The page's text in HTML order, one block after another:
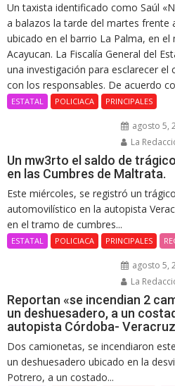
Un taxista identificado como Saúl
a balazos la tarde del martes frente
ubicado en el barrio La Palma, en el
Acayucan. La Fiscalía General del
una investigación para esclarecer el
con los responsables. De acuerdo
ESTATAL POLICIACA PRINCIPALES
agosto 5,
La
Un mw3rto el saldo de
en las Cumbres de Maltrata.
Este miércoles, se registró un
automovilístico en la autopista
en el tramo de cumbres...
ESTATAL POLICIACA PRINCIPALES
agosto 5,
La
Reportan «se incendian 2
un deshuesadero, a un
autopista Córdoba-
Dos camionetas, se incendiaron
un deshuesadero ubicado en la
Potrero, a un costado...